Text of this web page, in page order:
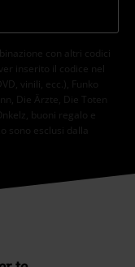
con altri codici
inserito il codice nel
vinili, ecc.), Funko
Die Ärzte, Die Toten
buoni regalo e
sono esclusi dalla